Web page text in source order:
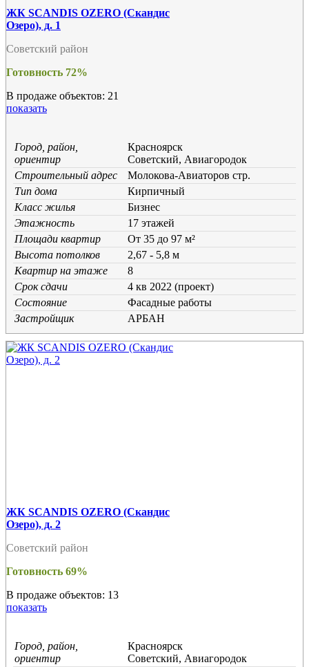
ЖК SCANDIS OZERO (Скандис
Озеро), д. 1
Советский район
Готовность 72%
В продаже объектов: 21
показать
Город, район,
ориентир
Красноярск
Советский, Авиагородок
Строительный адрес
Молокова-Авиаторов стр.
Тип дома
Кирпичный
Класс жилья
Бизнес
Этажность
17 этажей
Площади квартир
От 35 до 97 м²
Высота потолков
2,67 - 5,8 м
Квартир на этаже
8
Срок сдачи
4 кв 2022 (проект)
Состояние
Фасадные работы
Застройщик
АРБАН
ЖК SCANDIS OZERO (Скандис
Озеро), д. 2
Советский район
Готовность 69%
В продаже объектов: 13
показать
Город, район,
ориентир
Красноярск
Советский, Авиагородок